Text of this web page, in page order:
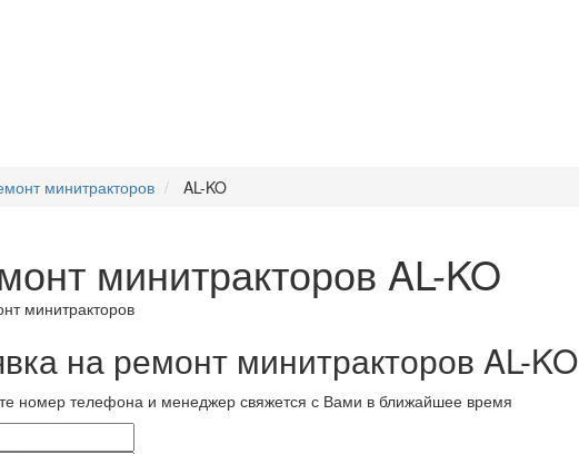
минитракторов
AL-KO
минитракторов AL-KO
на ремонт минитракторов AL-KO
номер телефона и менеджер свяжется с Вами в ближайшее время